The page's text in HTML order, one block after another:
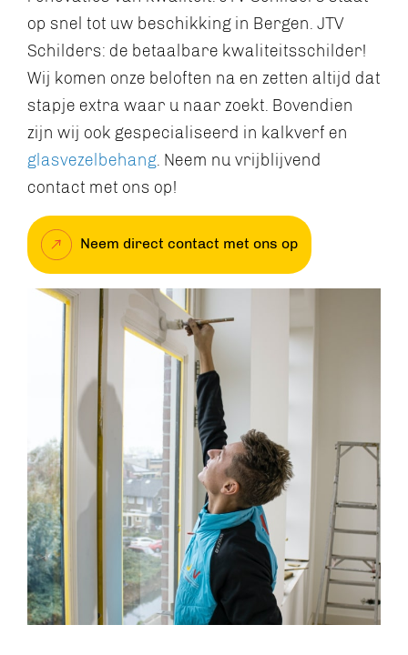
op snel tot uw beschikking in Bergen. JTV
Schilders: de betaalbare kwaliteitsschilder!
Wij komen onze beloften na en zetten altijd dat
stapje extra waar u naar zoekt. Bovendien
zijn wij ook gespecialiseerd in kalkverf en
glasvezelbehang. Neem nu vrijblijvend
contact met ons op!
Neem direct contact met ons op